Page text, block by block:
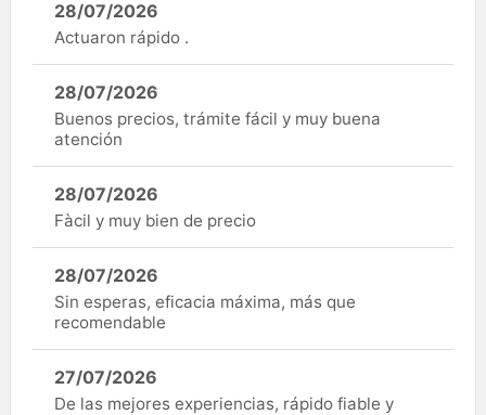
28/07/2026
Actuaron rápido .
28/07/2026
Buenos precios, trámite fácil y muy buena
atención
28/07/2026
Fàcil y muy bien de precio
28/07/2026
Sin esperas, eficacia máxima, más que
recomendable
27/07/2026
De las mejores experiencias, rápido fiable y